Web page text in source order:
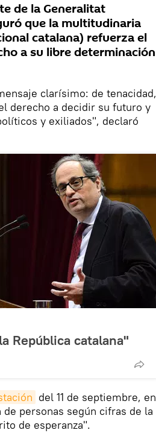
de la Generalitat
que la multitudinaria
catalana) refuerza el
a su libre determinación
clarísimo: de tenacidad,
derecho a decidir su futuro y
y exiliados", declaró
República catalana"
del 11 de septiembre, en
personas según cifras de la
de esperanza".